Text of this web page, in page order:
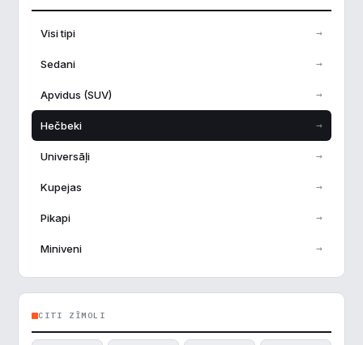
Visi tipi →
Sedani →
Apvidus (SUV) →
Hečbeki →
Universāļi →
Kupejas →
Pikapi →
Miniveni →
CITI ZĪMOLI